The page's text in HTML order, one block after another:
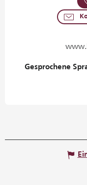
Gesprochene
Gesprochene